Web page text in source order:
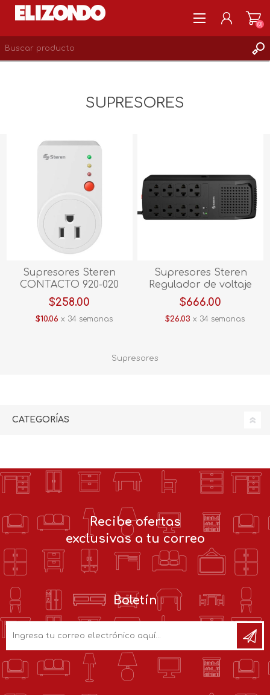
(0)
SUPRESORES
Supresores Steren
CONTACTO 920-020
$258.00
$10.06 x 34 semanas
Supresores Steren
Regulador de voltaje
1,000 W REG-1050 V/E.
$666.00
$26.03 x 34 semanas
Supresores
CATEGORÍAS
Recibe ofertas
exclusivas a tu correo
Boletín